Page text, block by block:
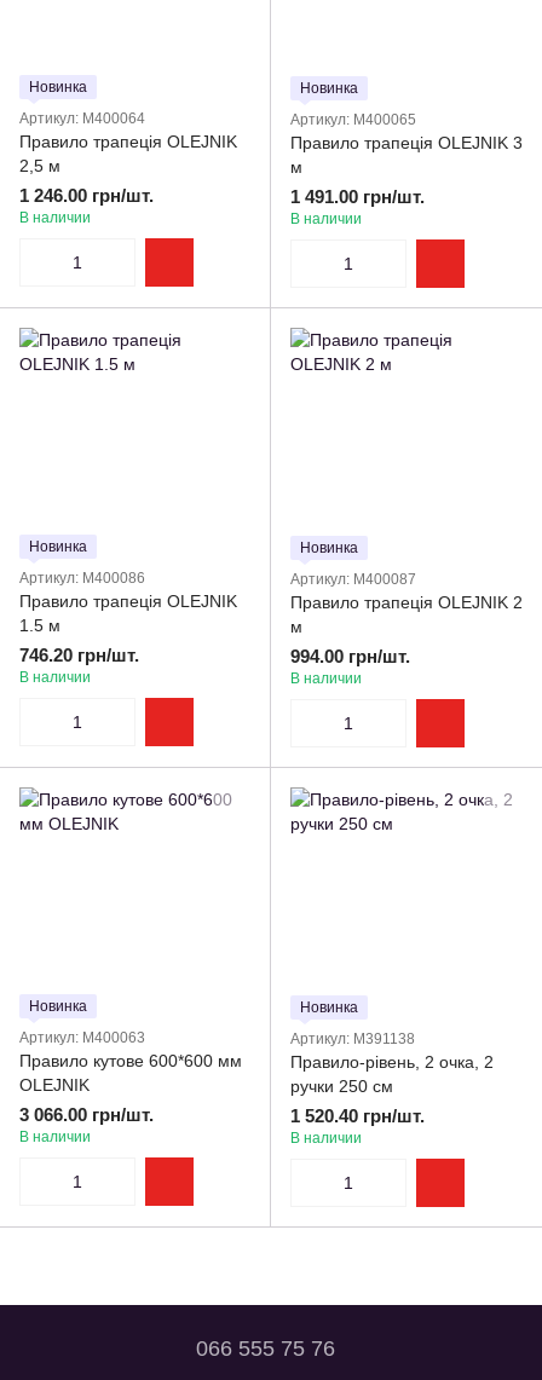
Новинка
Артикул: M400064
Правило трапеція OLEJNIK
2,5 м
1 246.00 грн/шт.
В наличии
Новинка
Артикул: M400065
Правило трапеція OLEJNIK 3
м
1 491.00 грн/шт.
В наличии
Новинка
Артикул: M400086
Правило трапеція OLEJNIK
1.5 м
746.20 грн/шт.
В наличии
Новинка
Артикул: M400087
Правило трапеція OLEJNIK 2
м
994.00 грн/шт.
В наличии
Новинка
Артикул: M400063
Правило кутове 600*600 мм
OLEJNIK
3 066.00 грн/шт.
В наличии
Новинка
Артикул: M391138
Правило-рівень, 2 очка, 2
ручки 250 см
1 520.40 грн/шт.
В наличии
066 555 75 76